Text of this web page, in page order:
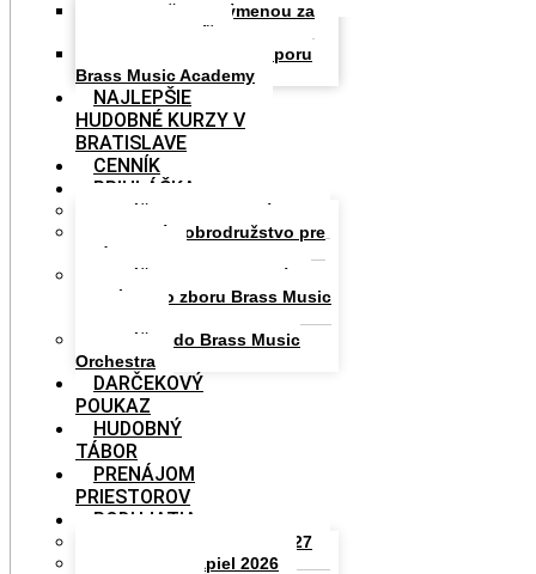
Podpora školy výmenou za
reklamu a prestíž
Fond pre rozvoj a podporu
Brass Music Academy
NAJLEPŠIE
HUDOBNÉ KURZY V
BRATISLAVE
CENNÍK
PRIHLÁŠKA
Prihláška na hudobný kurz
Hudobné dobrodružstvo pre
celú rodinu
Prihláška do Komunitného
speváckeho zboru Brass Music
Prihláška do Brass Music
Orchestra
DARČEKOVÝ
POUKAZ
HUDOBNÝ
TÁBOR
PRENÁJOM
PRIESTOROV
PODUJATIA
BRASS MUSIC STARS 2027
Grand Prix Kapiel 2026